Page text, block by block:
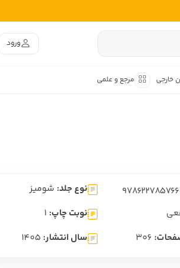
ورود
خارجی مرجع و علمی
فارسی
متون کهن
نوع جلد: شومیز
نوبت چاپ: 1
306 سال انتشار: 1405